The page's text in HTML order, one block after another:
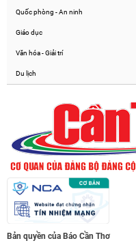
Quốc phòng - An ninh
Giáo dục
Văn hóa - Giải trí
Du lịch
Bản quyền của Báo Cần Thơ